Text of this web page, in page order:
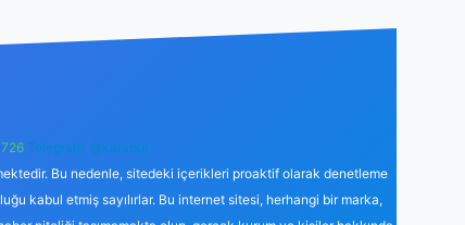
Telegram: @karabul
Bu nedenle, sitedeki içerikleri proaktif olarak denetleme
kabul etmiş sayılırlar. Bu internet sitesi, herhangi bir marka,